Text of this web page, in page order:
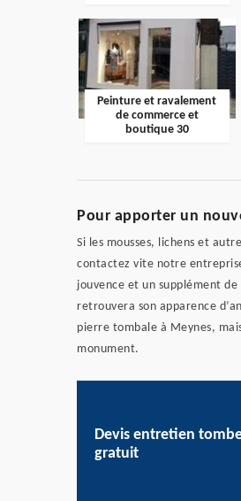
Peinture et ravalement
de commerce et
boutique 30
Pour apporter un
Si les mousses, lichens et
contactez vite notre
jouvence et un supplément
retrouvera son apparence
pierre tombale à Meynes,
monument.
Devis entretien
gratuit